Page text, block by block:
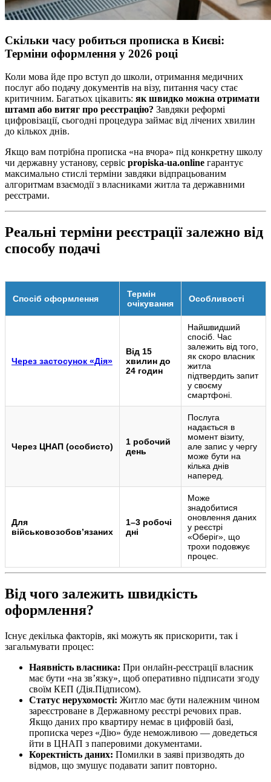
Скільки часу робиться прописка в Києві:
Терміни оформлення у 2026 році
Коли мова йде про вступ до школи, отримання медичних
послуг або подачу документів на візу, питання часу стає
критичним. Багатьох цікавить: як швидко можна отримати
штамп або витяг про реєстрацію? Завдяки реформі
цифровізації, сьогодні процедура займає від лічених хвилин
до кількох днів.
Якщо вам потрібна прописка «на вчора» під конкретну школу
чи державну установу, сервіс propiska-ua.online гарантує
максимально стислі терміни завдяки відпрацьованим
алгоритмам взаємодії з власниками житла та державними
реєстрами.
Реальні терміни реєстрації залежно від
способу подачі
Спосіб оформлення
Термін
очікування
Особливості
Через застосунок «Дія»
Від 15
хвилин до
24 годин
Найшвидший
спосіб. Час
залежить від того,
як скоро власник
житла
підтвердить запит
у своєму
смартфоні.
Через ЦНАП (особисто)
1 робочий
день
Послуга
надається в
момент візиту,
але запис у чергу
може бути на
кілька днів
наперед.
Для
військовозобов’язаних
1–3 робочі
дні
Може
знадобитися
оновлення даних
у реєстрі
«Оберіг», що
трохи подовжує
процес.
Від чого залежить швидкість
оформлення?
Існує декілька факторів, які можуть як прискорити, так і
загальмувати процес:
Наявність власника: При онлайн-реєстрації власник
має бути «на зв’язку», щоб оперативно підписати згоду
своїм КЕП (Дія.Підписом).
Статус нерухомості: Житло має бути належним чином
зареєстроване в Державному реєстрі речових прав.
Якщо даних про квартиру немає в цифровій базі,
прописка через «Дію» буде неможливою — доведеться
йти в ЦНАП з паперовими документами.
Коректність даних: Помилки в заяві призводять до
відмов, що змушує подавати запит повторно.